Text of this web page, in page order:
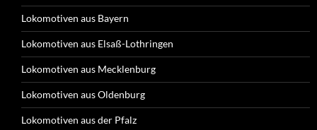
Lokomotiven aus Bayern
Lokomotiven aus Elsaß-Lothringen
Lokomotiven aus Mecklenburg
Lokomotiven aus Oldenburg
Lokomotiven aus der Pfalz